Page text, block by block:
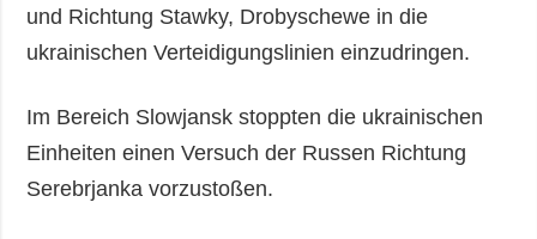
und Richtung Stawky, Drobyschewe in die
ukrainischen Verteidigungslinien einzudringen.
Im Bereich Slowjansk stoppten die ukrainischen
Einheiten einen Versuch der Russen Richtung
Serebrjanka vorzustoßen.